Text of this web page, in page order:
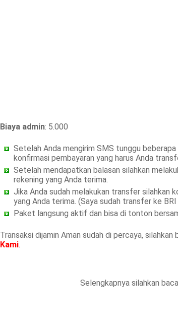
Biaya admin: 5.000
Setelah Anda mengirim SMS tunggu
konfirmasi pembayaran yang harus Anda
Setelah mendapatkan balasan silahkan
rekening yang Anda terima.
Jika Anda sudah melakukan transfer silahkan
yang Anda terima. (Saya sudah transfer ke
Paket langsung aktif dan bisa di tonton
Transaksi dijamin Aman sudah di percaya, silahkan
Kami.
Selengkapnya silahkan